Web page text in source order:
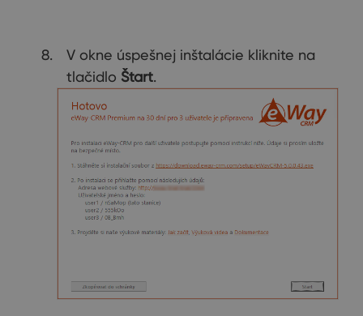
V okne úspešnej inštalácie kliknite na
tlačidlo Štart.